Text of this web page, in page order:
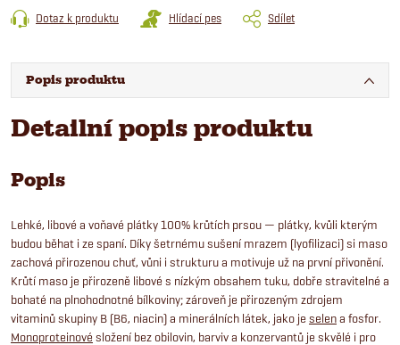
Dotaz k produktu Hlídací pes Sdílet
Popis produktu
Detailní popis produktu
Popis
Lehké, libové a voňavé plátky 100% krůtích prsou — plátky, kvůli kterým
budou běhat i ze spaní. Díky šetrnému sušení mrazem (lyofilizaci) si maso
zachová přirozenou chuť, vůni i strukturu a motivuje už na první přivonění.
Krůtí maso je přirozeně libové s nízkým obsahem tuku, dobře stravitelné a
bohaté na plnohodnotné bílkoviny; zároveň je přirozeným zdrojem
vitaminů skupiny B (B6, niacin) a minerálních látek, jako je selena fosfor.
Monoproteinové složení bez obilovin, barviv a konzervantů je skvělé i pro